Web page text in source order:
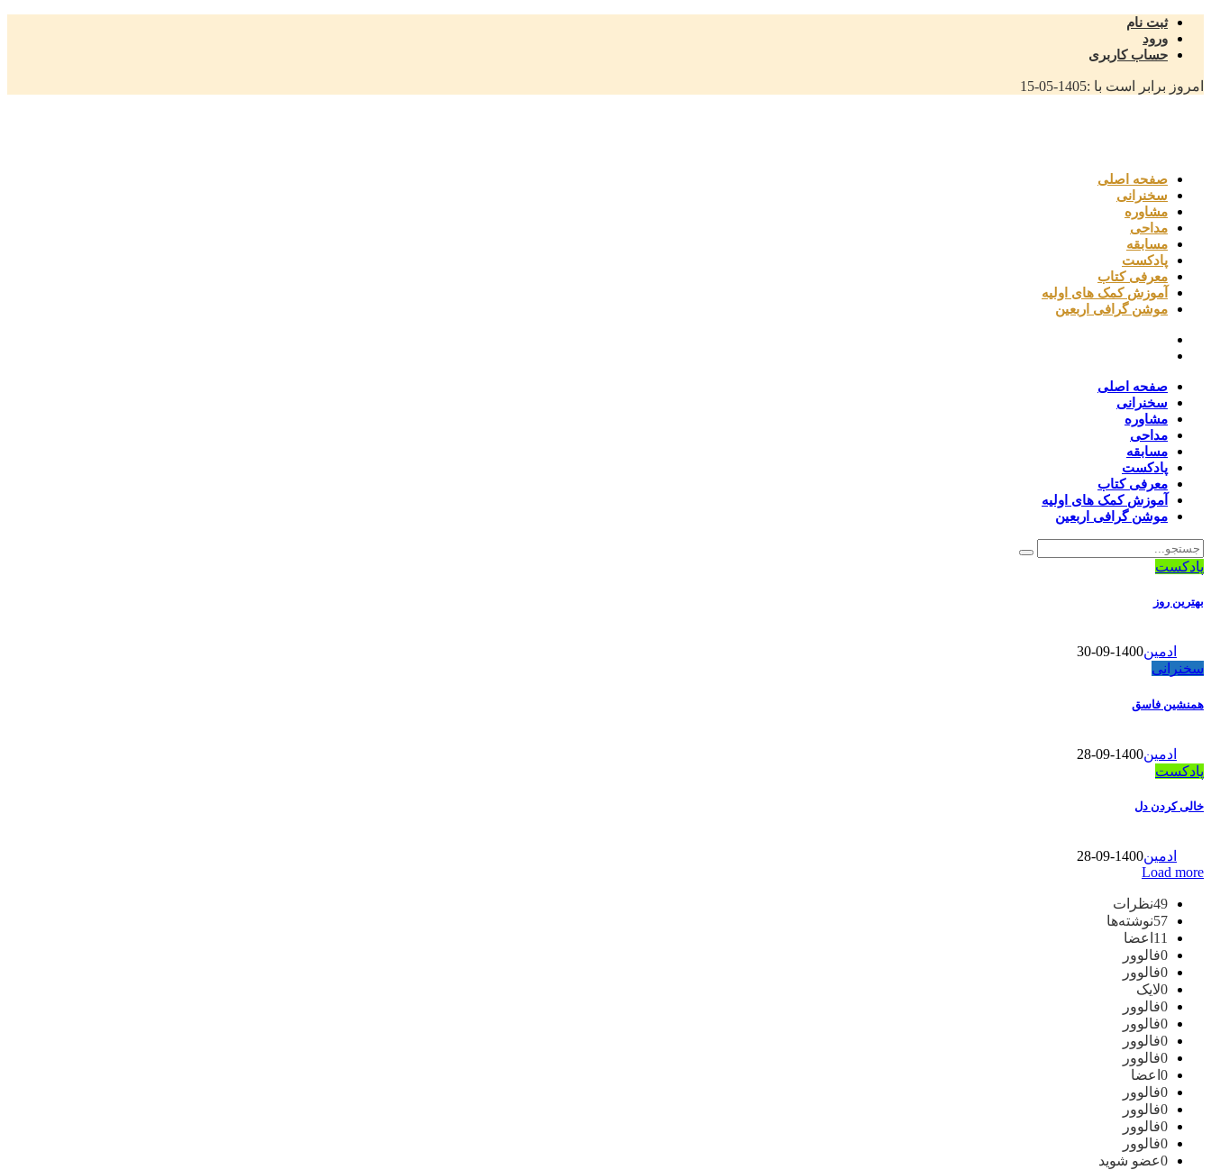
ثبت نام
ورود
حساب کاربری
امروز برابر است با :1405-05-15
صفحه اصلی
سخنرانی
مشاوره
مداحی
مسابقه
پادکست
معرفی کتاب
آموزش کمک های اولیه
موشن گرافی اربعین
صفحه اصلی
سخنرانی
مشاوره
مداحی
مسابقه
پادکست
معرفی کتاب
آموزش کمک های اولیه
موشن گرافی اربعین
پادکست
بهترین روز
ادمین1400-09-30
سخنرانی
همنشین فاسق
ادمین1400-09-28
پادکست
خالی کردن دل
ادمین1400-09-28
Load more
49نظرات
57نوشته‌ها
11 اعضا
0فالوور
0فالوور
0لایک
0فالوور
0فالوور
0فالوور
0فالوور
0 اعضا
0فالوور
0فالوور
0فالوور
0فالوور
0عضو شوید